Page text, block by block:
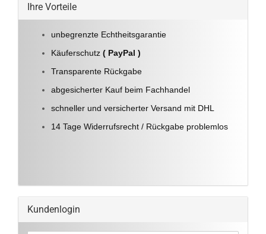
Ihre Vorteile
unbegrenzte Echtheitsgarantie
Käuferschutz ( PayPal )
Transparente Rückgabe
abgesicherter Kauf beim Fachhandel
schneller und versicherter Versand mit DHL
14 Tage Widerrufsrecht / Rückgabe problemlos
Kundenlogin